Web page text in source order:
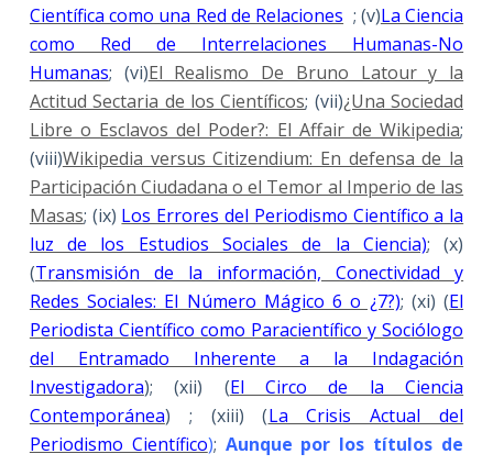
Científica como una Red de Relaciones ; (v)La Ciencia
como Red de Interrelaciones Humanas-No
Humanas; (vi)El Realismo De Bruno Latour y la
Actitud Sectaria de los Científicos; (vii)¿Una Sociedad
Libre o Esclavos del Poder?: El Affair de Wikipedia;
(viii)Wikipedia versus Citizendium: En defensa de la
Participación Ciudadana o el Temor al Imperio de las
Masas; (ix) Los Errores del Periodismo Científico a la
luz de los Estudios Sociales de la Ciencia); (x)
(Transmisión de la información, Conectividad y
Redes Sociales: El Número Mágico 6 o ¿7?); (xi) (El
Periodista Científico como Paracientífico y Sociólogo
del Entramado Inherente a la Indagación
Investigadora); (xii) (El Circo de la Ciencia
Contemporánea) ; (xiii) (La Crisis Actual del
Periodismo Científico); Aunque por los títulos de